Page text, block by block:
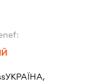
УКРАЇНА,